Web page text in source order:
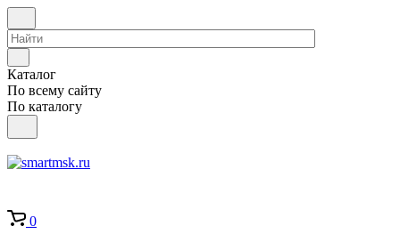
Каталог
По всему сайту
По каталогу
0